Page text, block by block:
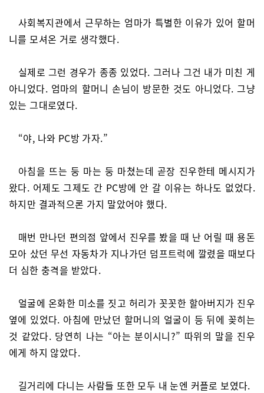
사회복지관에서 근무하는 엄마가 특별한 이유가 있어 할머
니를 모셔온 거로 생각했다.
실제로 그런 경우가 종종 있었다. 그러나 그건 내가 미친 게
아니었다. 엄마의 할머니 손님이 방문한 것도 아니었다. 그냥
있는 그대로였다.
“야, 나와 PC방 가자.”
아침을 뜨는 둥 마는 둥 마쳤는데 곧장 진우한테 메시지가
왔다. 어제도 그제도 간 PC방에 안 갈 이유는 하나도 없었다.
하지만 결과적으론 가지 말았어야 했다.
매번 만나던 편의점 앞에서 진우를 봤을 때 난 어릴 때 용돈
모아 샀던 무선 자동차가 지나가던 덤프트럭에 깔렸을 때보다
더 심한 충격을 받았다.
얼굴에 온화한 미소를 짓고 허리가 꼿꼿한 할아버지가 진우
옆에 있었다. 아침에 만났던 할머니의 얼굴이 등 뒤에 꽂히는
것 같았다. 당연히 나는 “아는 분이시니?” 따위의 말을 진우
에게 하지 않았다.
길거리에 다니는 사람들 또한 모두 내 눈엔 커플로 보였다.